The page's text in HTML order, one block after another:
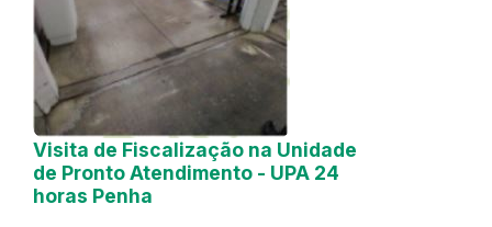
Visita de Fiscalização na Unidade
de Pronto Atendimento - UPA 24
horas Penha